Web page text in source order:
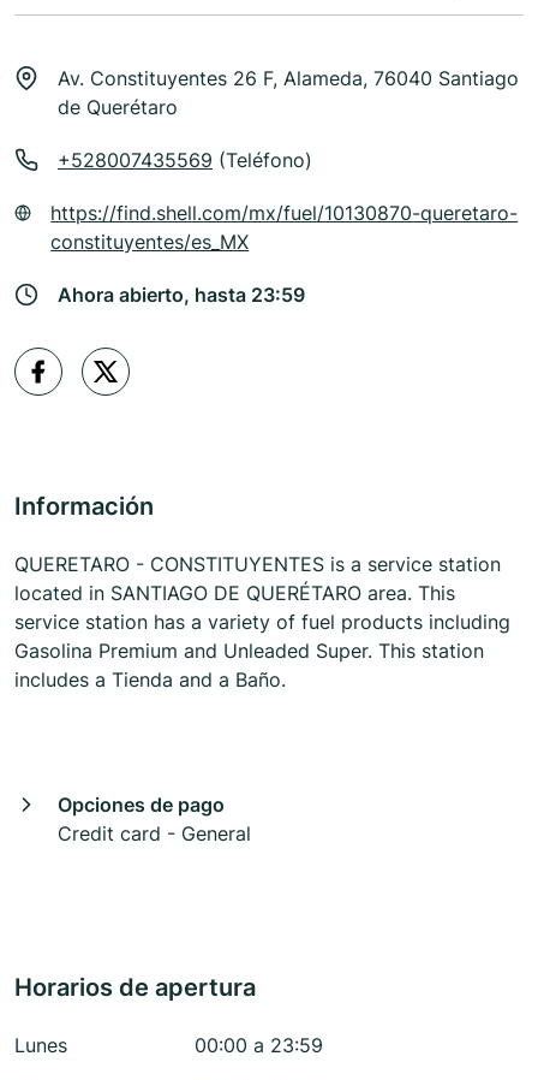
Av. Constituyentes 26 F, Alameda, 76040 Santiago
de Querétaro
+528007435569 (Teléfono)
https://find.shell.com/mx/fuel/10130870-queretaro-
constituyentes/es_MX
Ahora abierto, hasta 23:59
Información
QUERETARO - CONSTITUYENTES is a service station
located in SANTIAGO DE QUERÉTARO area. This
service station has a variety of fuel products including
Gasolina Premium and Unleaded Super. This station
includes a Tienda and a Baño.
Opciones de pago
Credit card - General
Horarios de apertura
Lunes
00:00 a 23:59